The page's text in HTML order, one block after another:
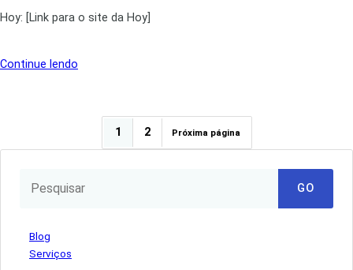
Hoy: [Link para o site da Hoy]
Continue lendo
1 2 Próxima página
GO
Blog
Serviços